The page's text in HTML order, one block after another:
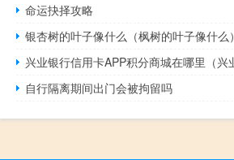
命运抉择攻略
银杏树的叶子像什么（枫树的叶子像什么）
自行隔离期间出门会被拘留吗